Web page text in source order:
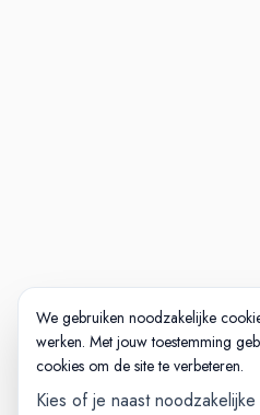
Wil jij meebouwen
superjachten?
andere vacatures.
We gebruiken noodzakelijke
werken. Met jouw toestemming
cookies om de site te verbeteren.
Kies of je naast